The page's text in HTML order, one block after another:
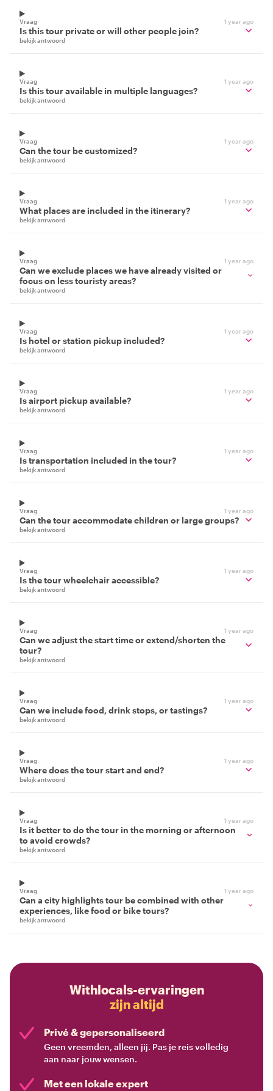
Vraag 1 year ago
Is this tour private or will other people join?
bekijk antwoord
Vraag 1 year ago
Is this tour available in multiple languages?
bekijk antwoord
Vraag 1 year ago
Can the tour be customized?
bekijk antwoord
Vraag 1 year ago
What places are included in the itinerary?
bekijk antwoord
Vraag 1 year ago
Can we exclude places we have already visited or
focus on less touristy areas?
bekijk antwoord
Vraag 1 year ago
Is hotel or station pickup included?
bekijk antwoord
Vraag 1 year ago
Is airport pickup available?
bekijk antwoord
Vraag 1 year ago
Is transportation included in the tour?
bekijk antwoord
Vraag 1 year ago
Can the tour accommodate children or large groups?
bekijk antwoord
Vraag 1 year ago
Is the tour wheelchair accessible?
bekijk antwoord
Vraag 1 year ago
Can we adjust the start time or extend/shorten the
tour?
bekijk antwoord
Vraag 1 year ago
Can we include food, drink stops, or tastings?
bekijk antwoord
Vraag 1 year ago
Where does the tour start and end?
bekijk antwoord
Vraag 1 year ago
Is it better to do the tour in the morning or afternoon
to avoid crowds?
bekijk antwoord
Vraag 1 year ago
Can a city highlights tour be combined with other
experiences, like food or bike tours?
bekijk antwoord
Withlocals-ervaringen
zijn altijd
Privé & gepersonaliseerd
Geen vreemden, alleen jij. Pas je reis volledig
aan naar jouw wensen.
Met een lokale expert